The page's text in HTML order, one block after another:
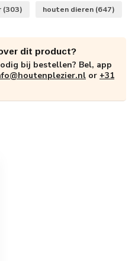
(303) houten dieren (647)
dit product?
bij bestellen? Bel, app
or +31